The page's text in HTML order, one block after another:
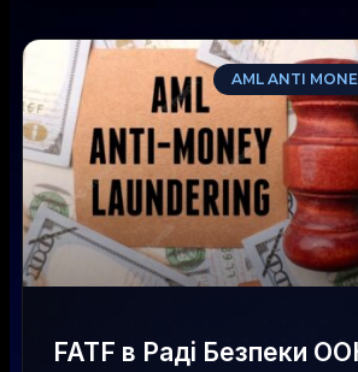
AML ANTI
FATF в Раді Безпеки